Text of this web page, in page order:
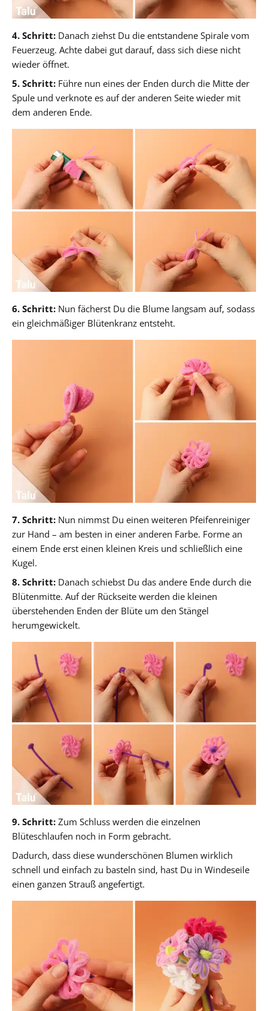
4. Schritt: Danach ziehst Du die entstandene Spirale vom
Feuerzeug. Achte dabei gut darauf, dass sich diese nicht
wieder öffnet.
5. Schritt: Führe nun eines der Enden durch die Mitte der
Spule und verknote es auf der anderen Seite wieder mit
dem anderen Ende.
6. Schritt: Nun fächerst Du die Blume langsam auf, sodass
ein gleichmäßiger Blütenkranz entsteht.
7. Schritt: Nun nimmst Du einen weiteren Pfeifenreiniger
zur Hand – am besten in einer anderen Farbe. Forme an
einem Ende erst einen kleinen Kreis und schließlich eine
Kugel.
8. Schritt: Danach schiebst Du das andere Ende durch die
Blütenmitte. Auf der Rückseite werden die kleinen
überstehenden Enden der Blüte um den Stängel
herumgewickelt.
9. Schritt: Zum Schluss werden die einzelnen
Blüteschlaufen noch in Form gebracht.
Dadurch, dass diese wunderschönen Blumen wirklich
schnell und einfach zu basteln sind, hast Du in Windeseile
einen ganzen Strauß angefertigt.